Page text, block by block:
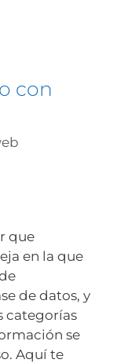
con
que
en la que
de datos, y
categorías
se
Aquí te